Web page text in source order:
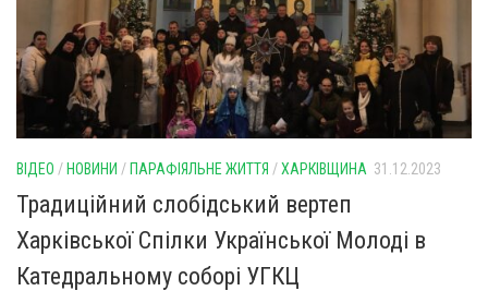
ВІДЕО / НОВИНИ / ПАРАФІЯЛЬНЕ ЖИТТЯ /ХАРКІВЩИНА 31.12.2023
Традиційний слобідський вертеп
Харківської Спілки Української Молоді в
Катедральному соборі УГКЦ